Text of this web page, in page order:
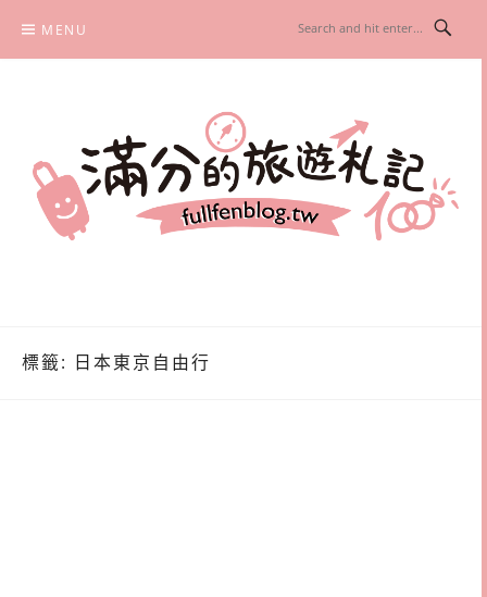
content
MENU
標籤: 日本東京自由行